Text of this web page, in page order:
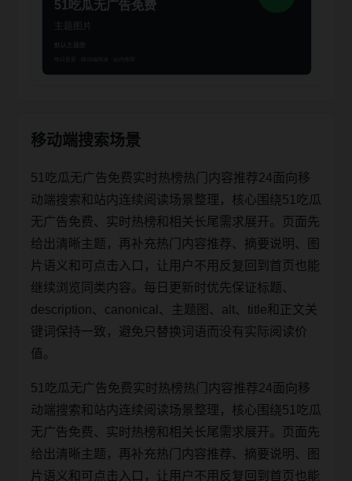
移动端搜索场景
51吃瓜无广告免费实时热榜热门内容推荐24面向移
动端搜索和站内连续阅读场景整理，核心围绕51吃瓜
无广告免费、实时热榜和相关长尾需求展开。页面先
给出清晰主题，再补充热门内容推荐、摘要说明、图
片语义和可点击入口，让用户不用反复回到首页也能
继续浏览同类内容。每日更新时优先保证标题、
description、canonical、主题图、alt、title和正文关
键词保持一致，避免只替换词语而没有实际阅读价
值。
51吃瓜无广告免费实时热榜热门内容推荐24面向移
动端搜索和站内连续阅读场景整理，核心围绕51吃瓜
无广告免费、实时热榜和相关长尾需求展开。页面先
给出清晰主题，再补充热门内容推荐、摘要说明、图
片语义和可点击入口，让用户不用反复回到首页也能